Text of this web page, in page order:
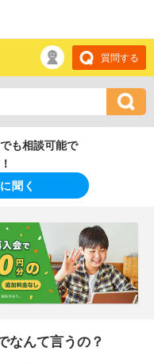
質問する
も相談可能で
聞く
なんて言うの？